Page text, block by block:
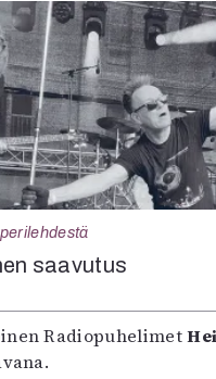
saavutus
Radiopuhelimet